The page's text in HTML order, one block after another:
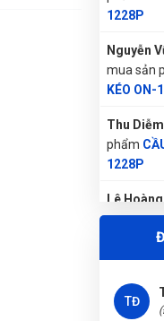
1228P
Nguyễn
mua sản
KÉO ON-
Thu Diễm
phẩm
1228P
Lê
sản phẩm
ON-
sản phẩm
ON-
TĐ